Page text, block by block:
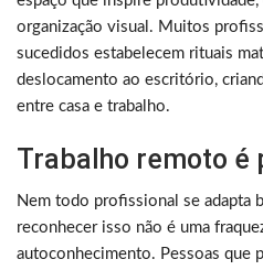
organização visual. Muitos
sucedidos estabelecem rituais
deslocamento ao escritório,
entre casa e trabalho.
Trabalho remoto é
Nem todo profissional se adapta
reconhecer isso não é uma
autoconhecimento. Pessoas que